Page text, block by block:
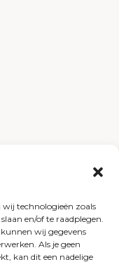
technologieën zoals
en/of te raadplegen.
wij gegevens
Als je geen
kan dit een nadelige